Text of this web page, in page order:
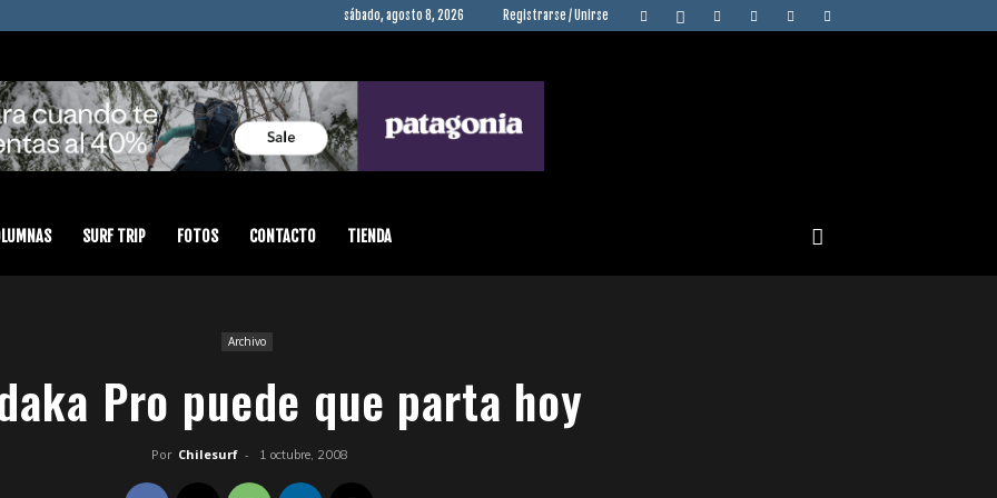
sábado, agosto 8, 2026 Registrarse / Unirse
SURF TRIP FOTOS CONTACTO TIENDA
Archivo
Pro puede que parta hoy
Por Chilesurf - 1 octubre, 2008